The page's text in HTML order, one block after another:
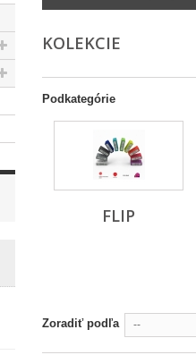
KOLEKCIE
Podkategórie
FLIP
Zoradiť podľa --